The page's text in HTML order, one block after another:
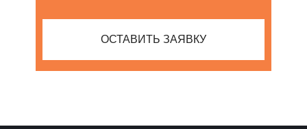
ОСТАВИТЬ ЗАЯВКУ